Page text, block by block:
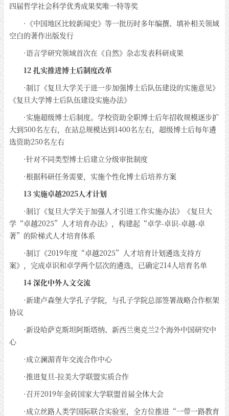
四届哲学社会科学优秀成果奖唯一特等奖
·《中国地区比较新闻史》等一批历时多年编撰、填补相关领域
空白的著作出版发行
·语言学研究领域首次在《自然》杂志发表科研成果
12 扎实推进博士后制度改革
·制订《复旦大学关于进一步加强博士后队伍建设的实施意见》
《复旦大学博士后队伍建设实施办法》
·实施超级博士后制度。学校资助全职博士后年招收规模逐步扩
大到500名左右，在站总规模达到1400名左右，超级博士后每年遴
选资助250名左右
·针对不同类型博士后建立分级审批制度
·根据科研任务需要，实施个性化博士后培养方案
13 实施卓越2025人才计划
·制订《复旦大学关于加强人才引进工作实施办法》《复旦大
学“卓越2025”人才培育办法》，构建起“卓学-卓识-卓越-卓
著”的阶梯式人才培育体系
·制订《2019年度“卓越2025”人才培育计划遴选支持方
案》，完成卓识和卓学两个层次的遴选，已确定214人培育名单
14 深化中外人文交流
·新建卢森堡大学孔子学院，与孔子学院总部签署战略合作框架
协议
·新设哈萨克斯坦阿斯塔纳、新西兰奥克兰2个海外中国研究中
心
·成立澜湄青年交流合作中心
·推进复旦-拉美大学联盟实质合作
·召开2019年金砖国家大学联盟首届全体大会
·成立丝路人类学国际联合实验室，全方位推进“一带一路教育